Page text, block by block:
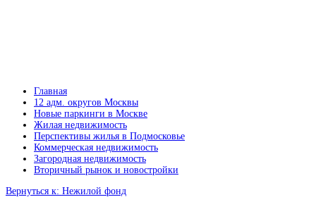
Главная
12 адм. округов Москвы
Новые паркинги в Москве
Жилая недвижимость
Перспективы жилья в Подмосковье
Коммерческая недвижимость
Загородная недвижимость
Вторичный рынок и новостройки
Вернуться к: Нежилой фонд